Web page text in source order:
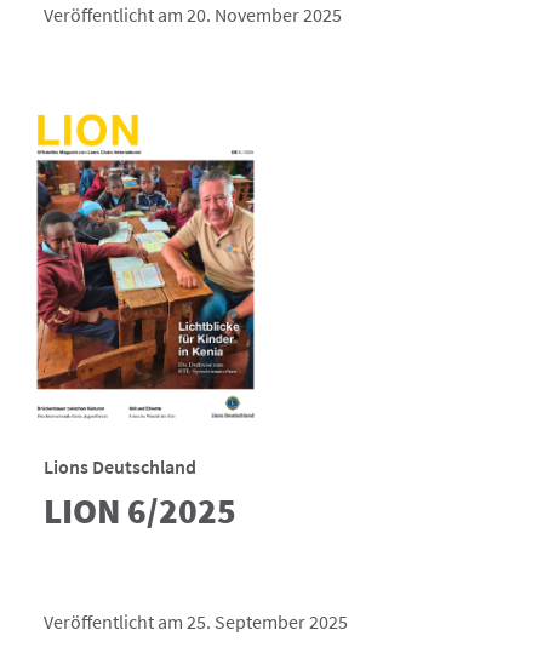
Veröffentlicht am 20. November 2025
Lions Deutschland
LION 6/2025
Veröffentlicht am 25. September 2025